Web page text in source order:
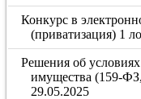
Конкурс в
(приватизация) 1
Решения об
имущества (159-
29.05.2025